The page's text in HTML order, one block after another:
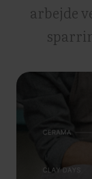
arbejde